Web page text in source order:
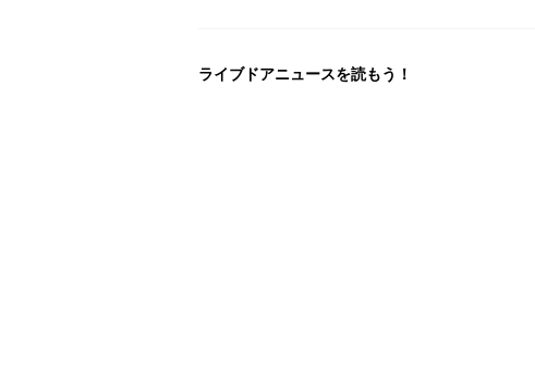
ライブドアニュースを読もう！